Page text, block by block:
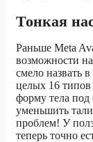
Тонкая
Раньше Meta
возможности
смело назвать
целых 16 типов
форму тела под
уменьшить
проблем! У
теперь точно